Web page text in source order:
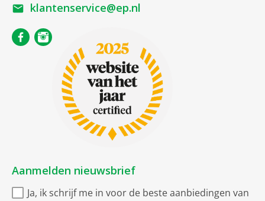
klantenservice@ep.nl
Aanmelden nieuwsbrief
Ja, ik schrijf me in voor de beste aanbiedingen van